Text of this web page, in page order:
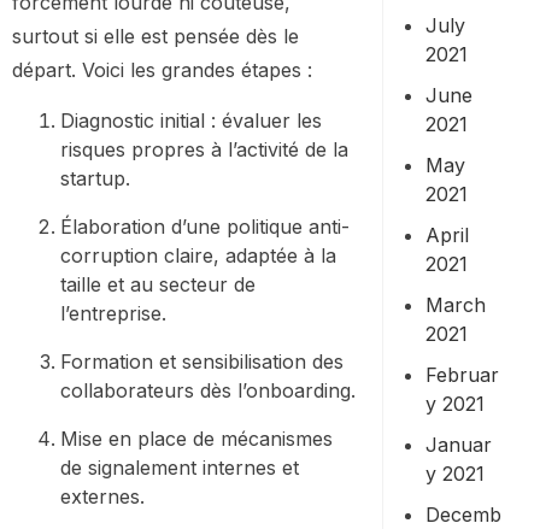
surtout si elle est pensée dès le
départ. Voici les grandes étapes :
Diagnostic initial : évaluer les
risques propres à l’activité de la
startup.
Élaboration d’une politique anti-
corruption claire, adaptée à la
taille et au secteur de
l’entreprise.
Formation et sensibilisation des
collaborateurs dès l’onboarding.
Mise en place de mécanismes
de signalement internes et
externes.
July
2021
June
2021
May
2021
April
2021
March
2021
Februar
y 2021
Januar
y 2021
Decemb